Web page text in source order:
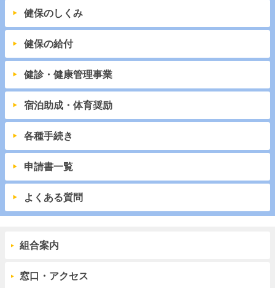
健保のしくみ
健保の給付
健診・健康管理事業
宿泊助成・体育奨励
各種手続き
申請書一覧
よくある質問
組合案内
窓口・アクセス